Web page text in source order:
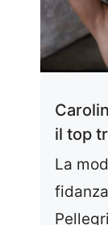
il top
La